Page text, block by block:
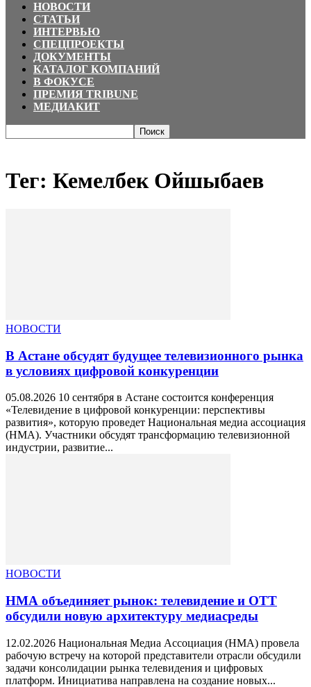
НОВОСТИ
СТАТЬИ
ИНТЕРВЬЮ
СПЕЦПРОЕКТЫ
ДОКУМЕНТЫ
КАТАЛОГ КОМПАНИЙ
В ФОКУСЕ
ПРЕМИЯ TRIBUNE
МЕДИАКИТ
Тег: Кемелбек Ойшыбаев
НОВОСТИ
В Астане обсудят будущее телевизионного рынка
в условиях цифровой конкуренции
05.08.2026 10 сентября в Астане состоится конференция
«Телевидение в цифровой конкуренции: перспективы
развития», которую проведет Национальная медиа ассоциация
(НМА). Участники обсудят трансформацию телевизионной
индустрии, развитие...
НОВОСТИ
НМА объединяет рынок: телевидение и OTT
обсудили новую архитектуру медиасреды
12.02.2026 Национальная Медиа Ассоциация (НМА) провела
рабочую встречу на которой представители отрасли обсудили
задачи консолидации рынка телевидения и цифровых
платформ. Инициатива направлена на создание новых...